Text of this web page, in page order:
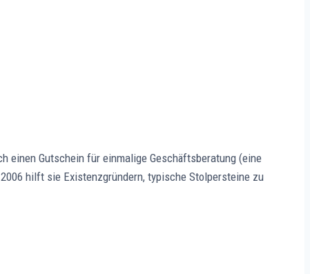
einen Gutschein für einmalige Geschäftsberatung (eine
hilft sie Existenzgründern, typische Stolpersteine zu